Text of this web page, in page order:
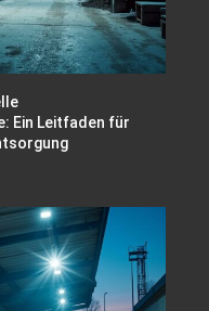
Ein Leitfaden für